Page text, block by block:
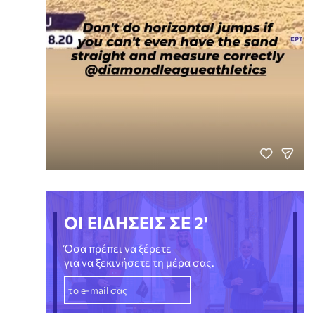
ΟΙ ΕΙΔΗΣΕΙΣ ΣΕ 2'
Όσα πρέπει να ξέρετε
για να ξεκινήσετε τη μέρα σας.